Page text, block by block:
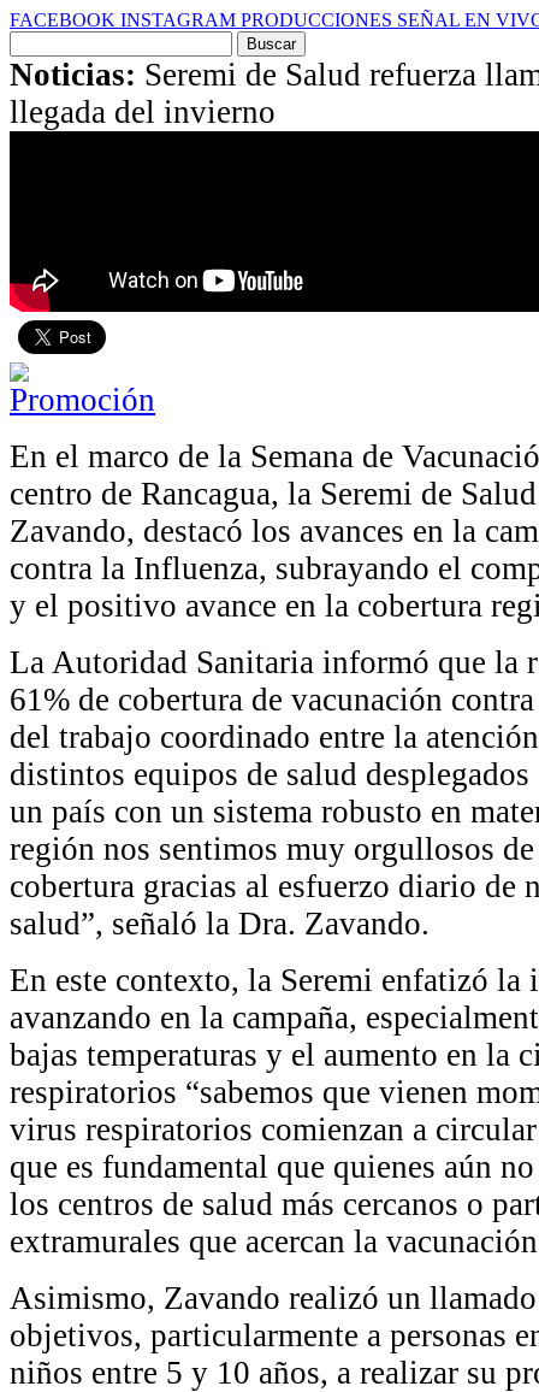
FACEBOOK INSTAGRAM PRODUCCIONES SEÑAL EN
por:
Noticias: Seremi de Salud refuerza
llegada del invierno
En el marco de la Semana de
centro de Rancagua, la Seremi de
Zavando, destacó los avances en la
contra la Influenza, subrayando el
y el positivo avance en la cobertura
La Autoridad Sanitaria informó que la
61% de cobertura de vacunación
del trabajo coordinado entre la
distintos equipos de salud
un país con un sistema robusto en
región nos sentimos muy orgullosos
cobertura gracias al esfuerzo diario de
salud”, señaló la Dra. Zavando.
En este contexto, la Seremi enfatizó la
avanzando en la campaña,
bajas temperaturas y el aumento en la
respiratorios “sabemos que vienen
virus respiratorios comienzan a
que es fundamental que quienes aún
los centros de salud más cercanos o
extramurales que acercan la
Asimismo, Zavando realizó un
objetivos, particularmente a personas
niños entre 5 y 10 años, a realizar su